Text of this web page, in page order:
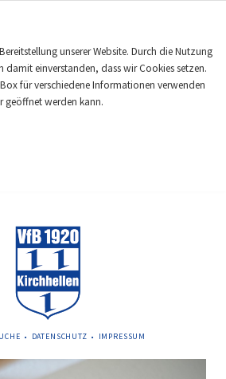
unserer Website. Durch die Nutzung
damit einverstanden, dass wir Cookies setzen.
für verschiedene Informationen verwenden
geöffnet werden kann.
DATENSCHUTZ IMPRESSUM